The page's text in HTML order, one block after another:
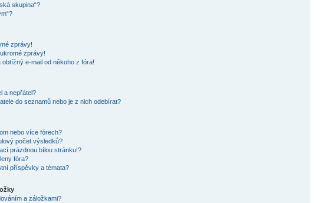
skupina“?
zprávy!
zprávy!
e-mail od někoho z fóra!
a nepřátel?
do seznamů nebo je z nich odebírat?
nebo více fórech?
počet výsledků?
prázdnou bílou stránku!?
fóra?
příspěvky a témata?
a záložkami?